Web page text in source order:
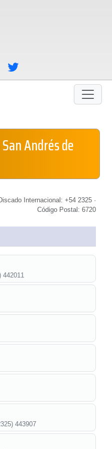
Andrés de
Internacional: +54 2325 ·
Código Postal: 6720
442011
443907